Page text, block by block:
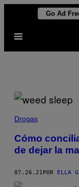
contenido
Go Ad
Abrir
Drogas
Cómo
de dejar la
07.26.21 POR ELLA